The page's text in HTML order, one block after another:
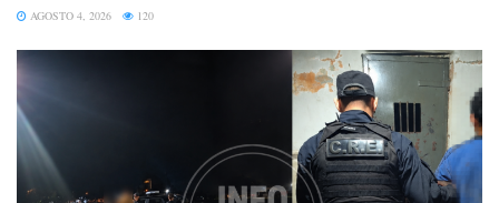
AGOSTO 4, 2026 120